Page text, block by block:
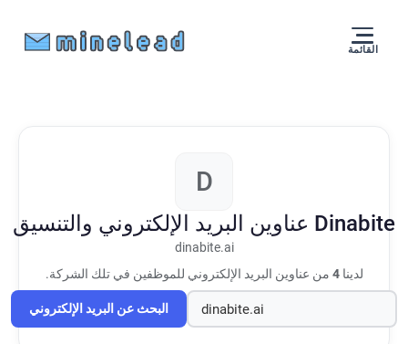
القائمة
D
Dinabite عناوين البريد الإلكتروني والتنسيق
dinabite.ai
لدينا4 من عناوين البريد الإلكتروني للموظفين في تلك الشركة.
البحث عن البريد الإلكتروني